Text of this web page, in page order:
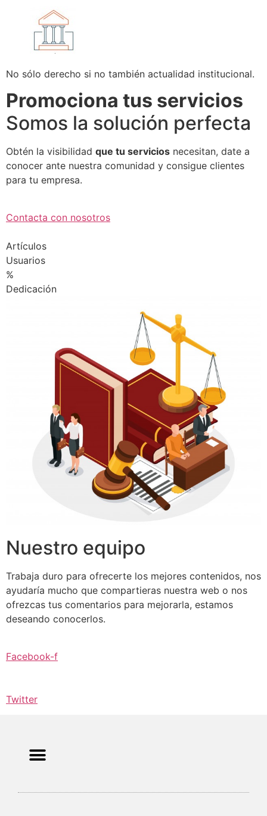
No sólo derecho si no también actualidad institucional.
Promociona tus servicios
Somos la solución perfecta
Obtén la visibilidad que tu servicios necesitan, date a
conocer ante nuestra comunidad y consigue clientes
para tu empresa.
Contacta con nosotros
Artículos
Usuarios
%
Dedicación
Nuestro equipo
Trabaja duro para ofrecerte los mejores contenidos, nos
ayudaría mucho que compartieras nuestra web o nos
ofrezcas tus comentarios para mejorarla, estamos
deseando conocerlos.
Facebook-f
Twitter